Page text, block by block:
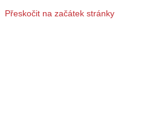
Přeskočit na začátek stránky